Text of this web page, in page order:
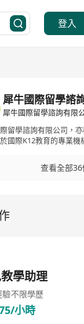
登入
犀牛國際留學諮
犀牛國際留學諮詢有限
留學諮詢有限公司，
國際K12教育的專業
、留學規劃、語言培訓
、IB、A-LEVEL、
等科目的國際競賽，抑
劃和申請，犀牛國際教
Education,
to international K12
international
services. Our
subject tutoring,
查看全部
學助理
驗不限學歷
小時